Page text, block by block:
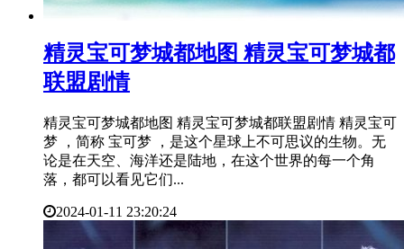
​精灵宝可梦城都地图 精灵宝可梦城都
联盟剧情
精灵宝可梦城都地图 精灵宝可梦城都联盟剧情 精灵宝可
梦 ，简称 宝可梦 ，是这个星球上不可思议的生物。无
论是在天空、海洋还是陆地，在这个世界的每一个角
落，都可以看见它们...
2024-01-11 23:20:24